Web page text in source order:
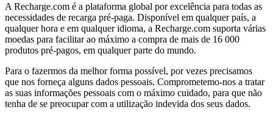
A Recharge.com é a plataforma global por excelência para todas as
necessidades de recarga pré-paga. Disponível em qualquer país, a
qualquer hora e em qualquer idioma, a Recharge.com suporta várias
moedas para facilitar ao máximo a compra de mais de 16 000
produtos pré-pagos, em qualquer parte do mundo.
Para o fazermos da melhor forma possível, por vezes precisamos
que nos forneça alguns dados pessoais. Comprometemo-nos a tratar
as suas informações pessoais com o máximo cuidado, para que não
tenha de se preocupar com a utilização indevida dos seus dados.